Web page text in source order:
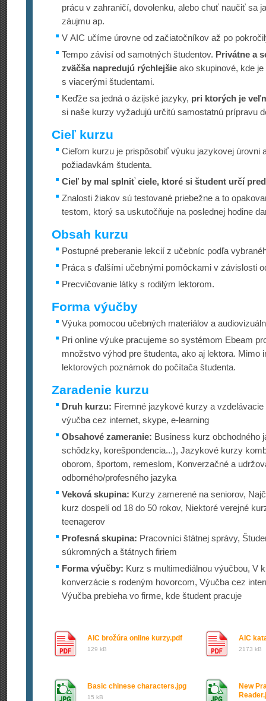
prácu v zahraničí, dovolenku, alebo chuť naučiť sa
záujmu ap.
V AIC učíme úrovne od začiatočníkov až po
Tempo závisí od samotných študentov. Privátne a
zväčša napredujú rýchlejšie ako skupinové, kde
s viacerými študentami.
Keďže sa jedná o ázijské jazyky, pri ktorých je
si naše kurzy vyžadujú určitú samostatnú prípravu
Cieľ kurzu
Cieľom kurzu je prispôsobiť výuku jazykovej úrovni
požiadavkám študenta.
Cieľ by mal splniť ciele, ktoré si študent určí
Znalosti žiakov sú testované priebežne a to
testom, ktorý sa uskutočňuje na poslednej hodine
Obsah kurzu
Postupné preberanie lekcií z učebníc podľa
Práca s ďalšími učebnými pomôckami v závislosti
Precvičovanie látky s rodilým lektorom.
Forma výučby
Výuka pomocou učebných materiálov a
Pri online výuke pracujeme so systémom Ebeam
množstvo výhod pre študenta, ako aj lektora. Mimo
lektorových poznámok do počítača študenta.
Zaradenie kurzu
Druh kurzu: Firemné jazykové kurzy a vzdelávacie
výučba cez internet, skype, e-learning
Obsahové zameranie: Business kurz obchodného
schôdzky, korešpondencia...), Jazykové kurzy
oborom, športom, remeslom, Konverzačné a
odborného/profesného jazyka
Veková skupina: Kurzy zamerené na seniorov,
kurz dospelí od 18 do 50 rokov, Niektoré verejné
teenagerov
Profesná skupina: Pracovníci štátnej správy,
súkromných a štátnych firiem
Forma výučby: Kurz s multimediálnou výučbou, V
konverzácie s rodeným hovorcom, Výučba cez
Výučba prebieha vo firme, kde študent pracuje
AIC brožúra online kurzy.pdf
129 kB
AIC
2173 kB
Basic chinese characters.jpg
15 kB
New